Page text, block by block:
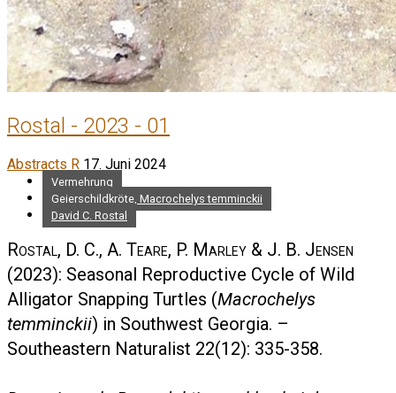
Rostal - 2023 - 01
Abstracts R 17. Juni 2024
Vermehrung
Geierschildkröte, Macrochelys temminckii
David C. Rostal
Rostal, D. C., A. Teare, P. Marley & J. B. Jensen
(2023): Seasonal Reproductive Cycle of Wild
Alligator Snapping Turtles (Macrochelys
temminckii) in Southwest Georgia. –
Southeastern Naturalist 22(12): 335-358.